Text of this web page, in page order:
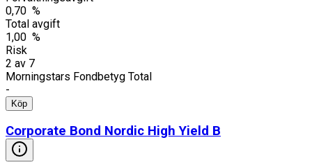
0,70 %
Total avgift
1,00 %
Risk
2 av 7
Morningstars Fondbetyg Total
-
Köp
Corporate Bond Nordic High Yield B